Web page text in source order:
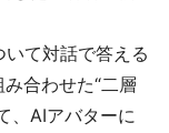
て対話で答える
合わせた“二層
、AIアバターに